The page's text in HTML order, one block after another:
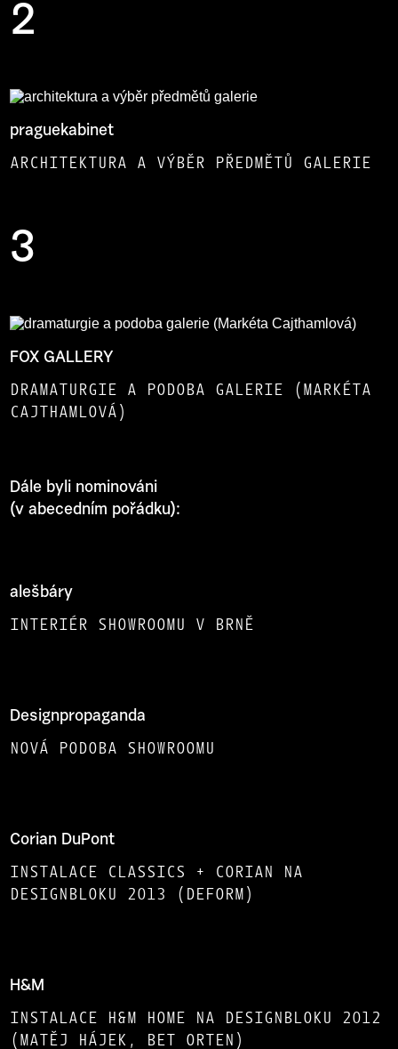
2
praguekabinet
ARCHITEKTURA A VÝBĚR PŘEDMĚTŮ GALERIE
3
FOX GALLERY
DRAMATURGIE A PODOBA GALERIE (MARKÉTA
CAJTHAMLOVÁ)
Dále byli nominováni
(v abecedním pořádku):
alešbáry
INTERIÉR SHOWROOMU V BRNĚ
Designpropaganda
NOVÁ PODOBA SHOWROOMU
Corian DuPont
INSTALACE CLASSICS + CORIAN NA
DESIGNBLOKU 2013 (DEFORM)
H&M
INSTALACE H&M HOME NA DESIGNBLOKU 2012
(MATĚJ HÁJEK, BET ORTEN)